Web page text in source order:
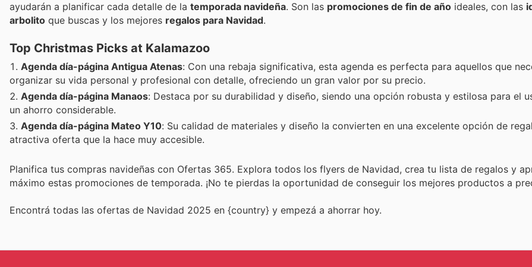
ayudarán a planificar cada detalle de la temporada navideña. Son las promociones de fin de año ideales, con las
arbolito que buscas y los mejores regalos para Navidad.
Top Christmas Picks at Kalamazoo
Agenda día-página Antigua Atenas: Con una rebaja significativa, esta agenda es perfecta para aquellos que
organizar su vida personal y profesional con detalle, ofreciendo un gran valor por su precio.
Agenda día-página Manaos: Destaca por su durabilidad y diseño, siendo una opción robusta y estilosa para el
un ahorro considerable.
Agenda día-página Mateo Y10: Su calidad de materiales y diseño la convierten en una excelente opción de
atractiva oferta que la hace muy accesible.
Planifica tus compras navideñas con Ofertas 365. Explora todos los flyers de Navidad, crea tu lista de regalos y
máximo estas promociones de temporada. ¡No te pierdas la oportunidad de conseguir los mejores productos a
Encontrá todas las ofertas de Navidad 2025 en {country} y empezá a ahorrar hoy.